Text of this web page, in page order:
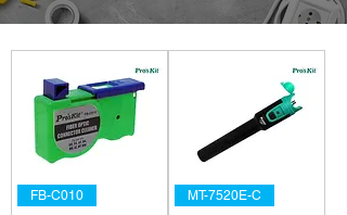
FB-C010 MT-7520E-C